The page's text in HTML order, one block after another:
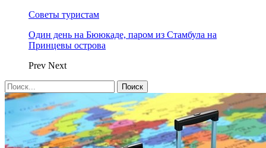
Советы туристам
Один день на Бююкаде, паром из Стамбула на
Принцевы острова
Prev Next